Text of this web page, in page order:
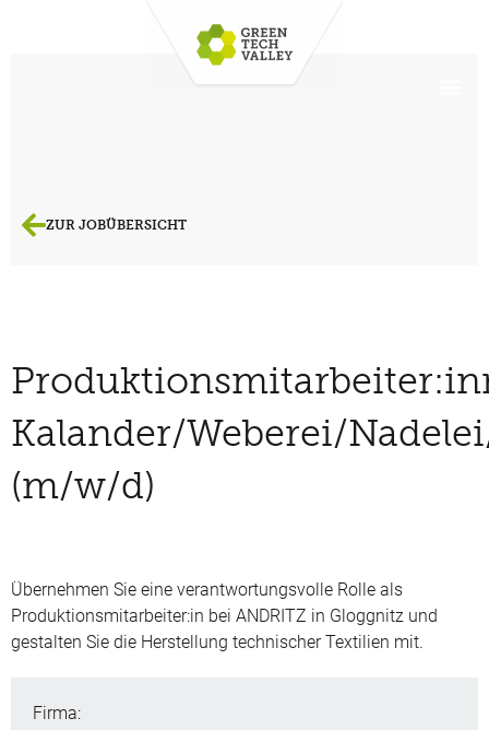
ZUR JOBÜBERSICHT
Kalander/Weberei/
(m/w/d)
Übernehmen Sie eine verantwortungsvolle Rolle als
Produktionsmitarbeiter:in bei ANDRITZ in Gloggnitz und
gestalten Sie die Herstellung technischer Textilien mit.
Firma: